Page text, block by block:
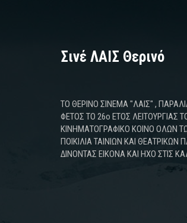
Σινέ ΛΑΙΣ Θερινό
ΤΟ ΘΕΡΙΝΟ ΣΙΝΕΜΑ "ΛΑΙΣ" ,
ΦΕΤΟΣ ΤΟ 26ο ΕΤΟΣ ΛΕΙΤΟΥΡΓΙΑΣ
ΚΙΝΗΜΑΤΟΓΡΑΦΙΚΟ ΚΟΙΝΟ ΟΛΩΝ
ΠΟΙΚΙΛΙΑ ΤΑΙΝΙΩΝ ΚΑΙ ΘΕΑΤΡΙΚΩΝ
ΔΙΝΟΝΤΑΣ ΕΙΚΟΝΑ ΚΑΙ ΗΧΟ ΣΤΙΣ